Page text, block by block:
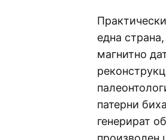
една
магнитно
патерни
генерират